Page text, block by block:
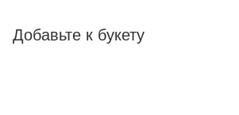
Добавьте к букету